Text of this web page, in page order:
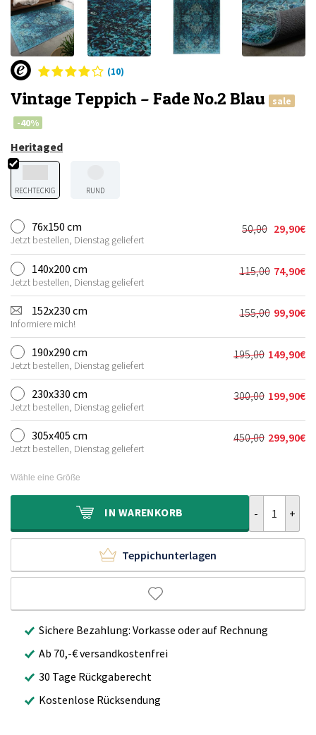
(10)
Vintage Teppich – Fade No.2 Blau
sale
-40%
Heritaged
RECHTECKIG RUND
76x150 cm
Jetzt bestellen, Dienstag geliefert
50,00
Preis
war:
50,00€
29,90€
Aktueller
Preis
ist:
29,90€.
140x200 cm
Jetzt bestellen, Dienstag geliefert
115,00
Preis
war:
115,00€
74,90€
Aktueller
Preis
ist:
74,90€.
152x230 cm
Informiere mich!
155,00
Preis
war:
155,00€
99,90€
Aktueller
Preis
ist:
99,90€.
190x290 cm
Jetzt bestellen, Dienstag geliefert
195,00
Preis
war:
195,00€
149,90€
Aktueller
Preis
ist:
149,90€.
230x330 cm
Jetzt bestellen, Dienstag geliefert
300,00
Preis
war:
300,00€
199,90€
Aktueller
Preis
ist:
199,90€.
305x405 cm
Jetzt bestellen, Dienstag geliefert
450,00 299,90€
Aktueller
Wähle eine Größe
IN WARENKORB
Teppichunterlagen
Sichere Bezahlung: Vorkasse oder auf Rechnung
Ab 70,-€ versandkostenfrei
30 Tage Rückgaberecht
Kostenlose Rücksendung